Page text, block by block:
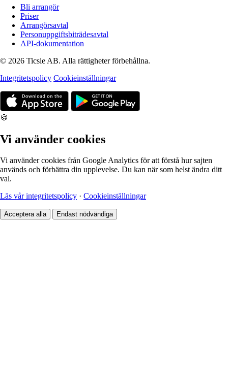
Bli arrangör
Priser
Arrangörsavtal
Personuppgiftsbiträdesavtal
API-dokumentation
© 2026 Ticsie AB. Alla rättigheter förbehållna.
Integritetspolicy Cookieinställningar
🍪
Vi använder cookies
Vi använder cookies från Google Analytics för att förstå hur sajten
används och förbättra din upplevelse. Du kan när som helst ändra ditt
val.
Läs vår integritetspolicy · Cookieinställningar
Acceptera alla Endast nödvändiga